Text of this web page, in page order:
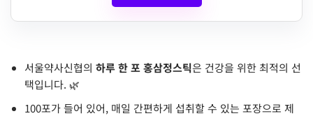
서울약사신협의 하루 한 포 홍삼정스틱은 건강을 위한 최적의 선
택입니다. 🌿
100포가 들어 있어, 매일 간편하게 섭취할 수 있는 포장으로 제